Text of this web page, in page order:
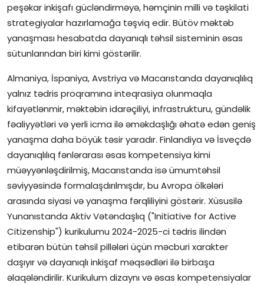
peşəkar inkişafı gücləndirməyə, həmçinin milli və təşkilati
strategiyalar hazırlamağa təşviq edir. Bütöv məktəb
yanaşması hesabatda dayanıqlı təhsil sisteminin əsas
sütunlarından biri kimi göstərilir.
Almaniya, İspaniya, Avstriya və Macarıstanda dayanıqlılıq
yalnız tədris proqramına inteqrasiya olunmaqla
kifayətlənmir, məktəbin idarəçiliyi, infrastrukturu, gündəlik
fəaliyyətləri və yerli icma ilə əməkdaşlığı əhatə edən geniş
yanaşma daha böyük təsir yaradır. Finlandiya və İsveçdə
dayanıqlılıq fənlərarası əsas kompetensiya kimi
müəyyənləşdirilmiş, Macarıstanda isə ümumtəhsil
səviyyəsində formalaşdırılmışdır, bu Avropa ölkələri
arasında siyasi və yanaşma fərqliliyini göstərir. Xüsusilə
Yunanıstanda Aktiv Vətəndaşlıq ("Initiative for Active
Citizenship") kurikulumu 2024-2025-ci tədris ilindən
etibarən bütün təhsil pillələri üçün məcburi xarakter
daşıyır və dayanıqlı inkişaf məqsədləri ilə birbaşa
əlaqələndirilir. Kurikulum dizaynı və əsas kompetensiyalar